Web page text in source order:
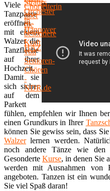
Viele
Tanzpaare
eröffnen
mit einem
Walzer die
Tanzfläche
auf ihrer
Hochzeit.
Damit sie
sich sicher
auf dem
Parkett
fühlen, empfehlen wir Ihnen
einen Grundkurs in Ihrer
können Sie gewiss sein, dass
Walzerlernen werden.
noch andere Tänze wie den
Gesonderte Kurse, in denen Sie
werden mit Ausnahmen von
angeboten. Tanzen ist ein
Sie viel Spaß daran!